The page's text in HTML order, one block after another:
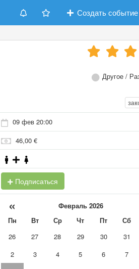
Создать событие
Другое /
09 фев 20:00
46,00 €
Подписаться
« Февраль 2026
Пн Вт Ср Чт Пт Сб
26
27 28 29 30 31
2
3 4 5 6 7